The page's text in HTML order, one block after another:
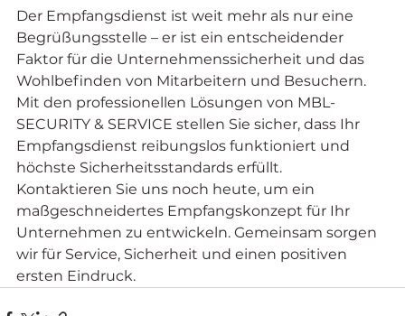
Der Empfangsdienst ist weit mehr als nur eine
Begrüßungsstelle – er ist ein entscheidender
Faktor für die Unternehmenssicherheit und das
Wohlbefinden von Mitarbeitern und Besuchern.
Mit den professionellen Lösungen von MBL-
SECURITY & SERVICE stellen Sie sicher, dass Ihr
Empfangsdienst reibungslos funktioniert und
höchste Sicherheitsstandards erfüllt.
Kontaktieren Sie uns noch heute, um ein
maßgeschneidertes Empfangskonzept für Ihr
Unternehmen zu entwickeln. Gemeinsam sorgen
wir für Service, Sicherheit und einen positiven
ersten Eindruck.